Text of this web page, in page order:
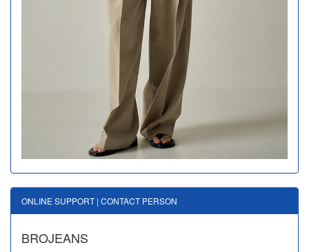
ONLINE SUPPORT | CONTACT PERSON
BROJEANS